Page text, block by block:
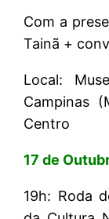
Com a
Tainã +
Local:
Campinas
Centro
17 de
19h: Roda